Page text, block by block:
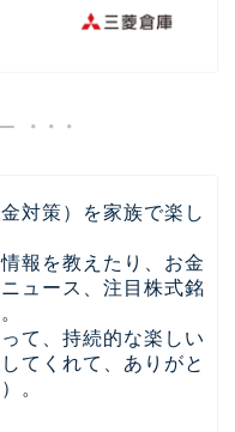
対策）を家族で楽し
報を教えたり、お金
ュース、注目株式銘
て、持続的な楽しい
てくれて、ありがと
。